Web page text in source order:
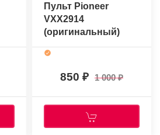
Пульт Pioneer
VXX2914
(оригинальный)
850 1 000